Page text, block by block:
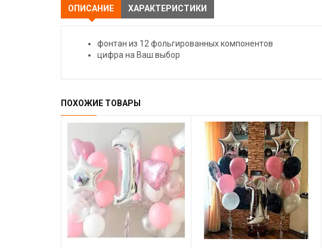
ОПИСАНИЕ ХАРАКТЕРИСТИКИ
фонтан из 12 фольгированных компонентов
цифра на Ваш выбор
ПОХОЖИЕ ТОВАРЫ